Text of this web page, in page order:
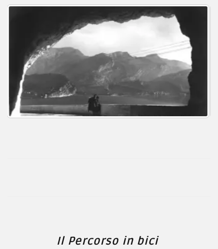
Il Percorso in bici